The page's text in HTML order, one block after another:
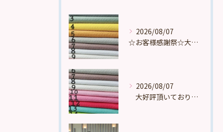
2026/08/07
☆お客様感謝祭☆大好評頂いております。
2026/08/07
大好評頂いております。